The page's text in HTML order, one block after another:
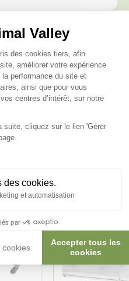
Valley
du
des cookies tiers, afin
améliorer votre expérience
performance du site et
ainsi que pour vous
centres d’intérêt, sur notre
suite, cliquez sur le lien 'Gérer
des cookies.
et automatisation
par
cookies
Accepter tous les
cookies
questions
vous